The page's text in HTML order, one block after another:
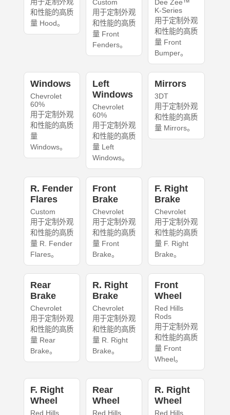
用于定制外观
和性能的高质
量 Hood。
Custom
用于定制外观
和性能的高质
量 Front
Fenders。
Dee Zee™
K-Series
用于定制外观
和性能的高质
量 Front
Bumper。
Windows
Chevrolet
60%
用于定制外观
和性能的高质
量
Windows。
Left
Windows
Chevrolet
60%
用于定制外观
和性能的高质
量 Left
Windows。
Mirrors
3DT
用于定制外观
和性能的高质
量 Mirrors。
R. Fender
Flares
Custom
用于定制外观
和性能的高质
量 R. Fender
Flares。
Front
Brake
Chevrolet
用于定制外观
和性能的高质
量 Front
Brake。
F. Right
Brake
Chevrolet
用于定制外观
和性能的高质
量 F. Right
Brake。
Rear
Brake
Chevrolet
用于定制外观
和性能的高质
量 Rear
Brake。
R. Right
Brake
Chevrolet
用于定制外观
和性能的高质
量 R. Right
Brake。
Front
Wheel
Red Hills
Rods
用于定制外观
和性能的高质
量 Front
Wheel。
F. Right
Wheel
Red Hills
Rear
Wheel
Red Hills
R. Right
Wheel
Red Hills